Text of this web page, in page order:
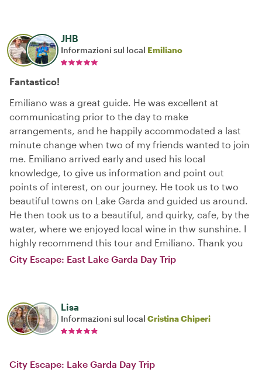
JHB
Informazioni sul local Emiliano
Fantastico!
Emiliano was a great guide. He was excellent at
communicating prior to the day to make
arrangements, and he happily accommodated a last
minute change when two of my friends wanted to join
me. Emiliano arrived early and used his local
knowledge, to give us information and point out
points of interest, on our journey. He took us to two
beautiful towns on Lake Garda and guided us around.
He then took us to a beautiful, and quirky, cafe, by the
water, where we enjoyed local wine in thw sunshine. I
highly recommend this tour and Emiliano. Thank you
City Escape: East Lake Garda Day Trip
Lisa
Informazioni sul local Cristina Chiperi
City Escape: Lake Garda Day Trip